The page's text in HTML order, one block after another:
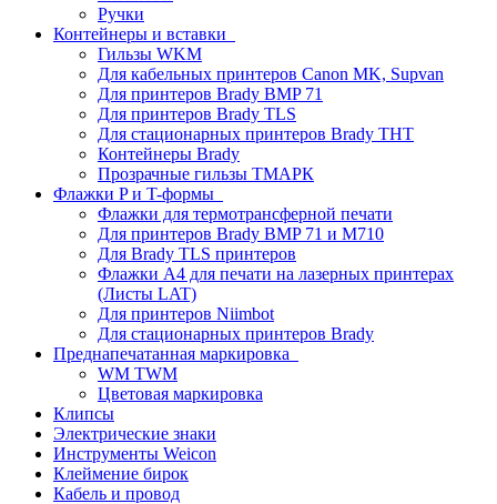
Ручки
Контейнеры и вставки
Гильзы WKM
Для кабельных принтеров Canon MK, Supvan
Для принтеров Brady BMP 71
Для принтеров Brady TLS
Для стационарных принтеров Brady THT
Контейнеры Brady
Прозрачные гильзы ТМАРК
Флажки P и T-формы
Флажки для термотрансферной печати
Для принтеров Brady BMP 71 и M710
Для Brady TLS принтеров
Флажки A4 для печати на лазерных принтерах
(Листы LAT)
Для принтеров Niimbot
Для стационарных принтеров Brady
Преднапечатанная маркировка
WM TWM
Цветовая маркировка
Клипсы
Электрические знаки
Инструменты Weicon
Клеймение бирок
Кабель и провод